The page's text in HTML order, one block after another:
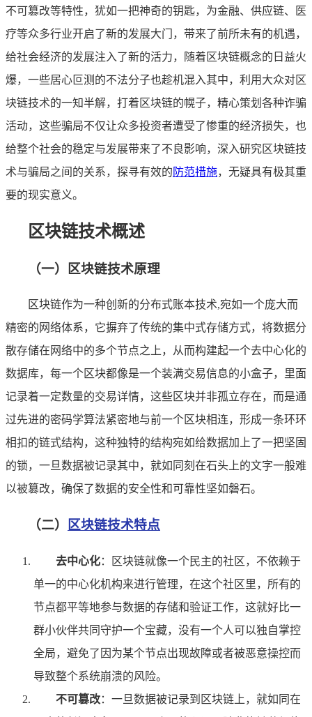
不可篡改等特性，犹如一把神奇的钥匙，为金融、供应链、医
疗等众多行业开启了新的发展大门，带来了前所未有的机遇，
给社会经济的发展注入了新的活力，随着区块链概念的日益火
爆，一些居心叵测的不法分子也趁机混入其中，利用大众对区
块链技术的一知半解，打着区块链的幌子，精心策划各种诈骗
活动，这些骗局不仅让众多投资者遭受了惨重的经济损失，也
给整个社会的稳定与发展带来了不良影响，深入研究区块链技
术与骗局之间的关系，探寻有效的 防范措施，无疑具有极其重
要的现实意义。
区块链技术概述
（一）区块链技术原理
区块链作为一种创新的分布式账本技术,宛如一个庞大而
精密的网络体系，它摒弃了传统的集中式存储方式，将数据分
散存储在网络中的多个节点之上，从而构建起一个去中心化的
数据库，每一个区块都像是一个装满交易信息的小盒子，里面
记录着一定数量的交易详情，这些区块并非孤立存在，而是通
过先进的密码学算法紧密地与前一个区块相连，形成一条环环
相扣的链式结构，这种独特的结构宛如给数据加上了一把坚固
的锁，一旦数据被记录其中，就如同刻在石头上的文字一般难
以被篡改，确保了数据的安全性和可靠性坚如磐石。
（二） 区块链技术特点
去中心化：区块链就像一个民主的社区，不依赖于
单一的中心化机构来进行管理，在这个社区里，所有的
节点都平等地参与数据的存储和验证工作，这就好比一
群小伙伴共同守护一个宝藏，没有一个人可以独自掌控
全局，避免了因为某个节点出现故障或者被恶意操控而
导致整个系统崩溃的风险。
不可篡改：一旦数据被记录到区块链上，就如同在